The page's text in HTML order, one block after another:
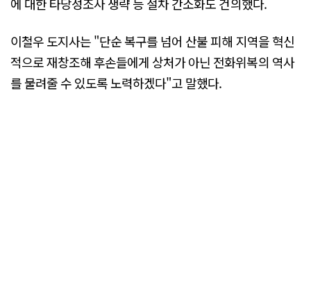
에 대한 타당성조사 생략 등 절차 간소화도 건의했다.
이철우 도지사는 "단순 복구를 넘어 산불 피해 지역을 혁신
적으로 재창조해 후손들에게 상처가 아닌 전화위복의 역사
를 물려줄 수 있도록 노력하겠다"고 말했다.